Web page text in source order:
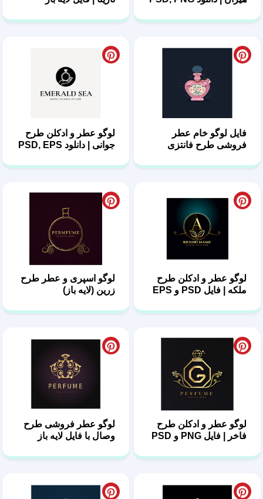
فایل لوگو خام عطر
فروشی طرح فانتزی
جوانی | دانلود PSD, EPS
لوگو عطر و ادکلن طرح
ملکه | فایل PSD و EPS
زرین (لایه باز)
فاخر | فایل PNG و PSD
لوگو عطر فروشی طرح
وصال با فایل لایه باز